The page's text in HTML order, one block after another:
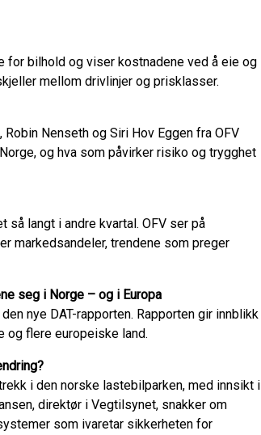
for bilhold og viser kostnadene ved å eie og
mellom drivlinjer og prisklasser.
Nenseth og Siri Hov Eggen fra OFV
og hva som påvirker risiko og trygghet
så langt i andre kvartal. OFV ser på
markedsandeler, trendene som preger
seg i Norge – og i Europa
nye DAT-rapporten. Rapporten gir innblikk
og flere europeiske land.
i den norske lastebilparken, med innsikt i
direktør i Vegtilsynet, snakker om
som ivaretar sikkerheten for